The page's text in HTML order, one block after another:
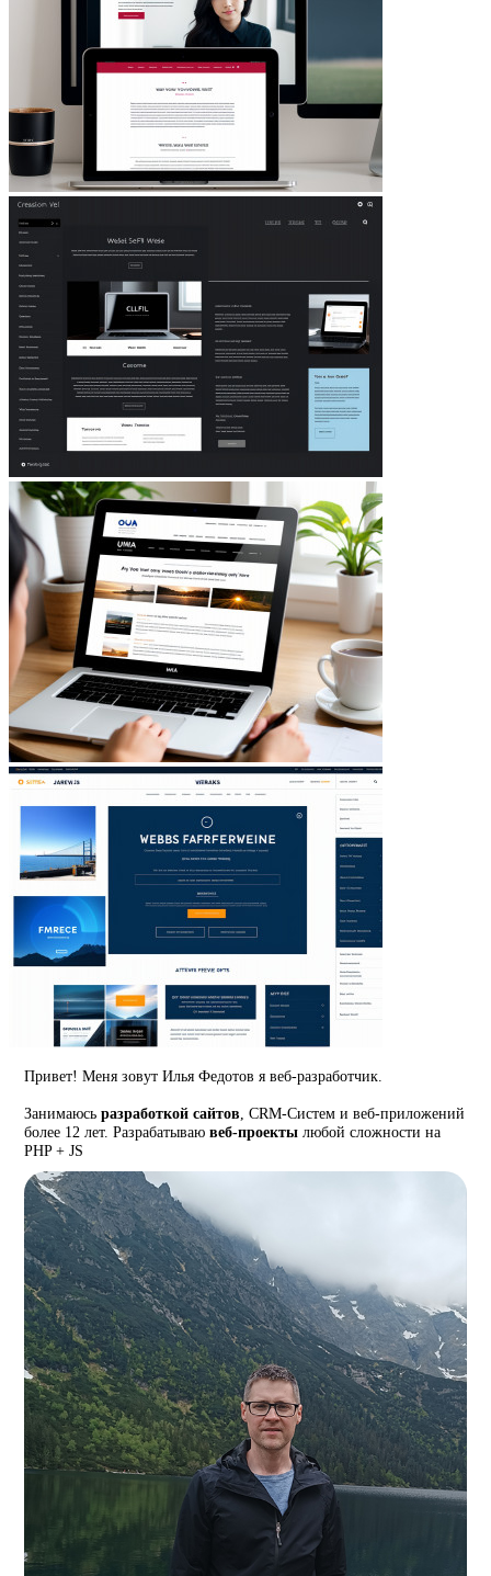
Привет! Меня зовут Илья Федотов я веб-разработчик.
Занимаюсьразработкой сайтов, CRM-Систем и веб-приложений
более 12 лет. Разрабатываювеб-проекты любой сложности на
PHP + JS